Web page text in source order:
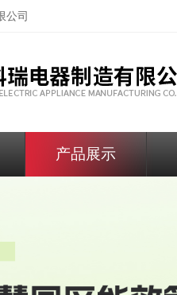
公司
产品展示